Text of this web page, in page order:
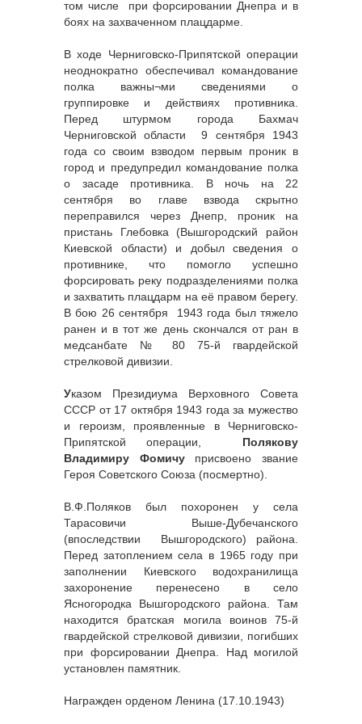
том числе при форсировании Днепра и в
боях на захваченном плацдарме.
В ходе Черниговско-Припятской операции
неоднократно обеспечивал командование
полка важны¬ми сведениями о
группировке и действиях противника.
Перед штурмом города Бахмач
Черниговской области 9 сентября 1943
года со своим взводом первым проник в
город и предупредил командование полка
о засаде противника. В ночь на 22
сентября во главе взвода скрытно
переправился через Днепр, проник на
пристань Глебовка (Вышгородский район
Киевской области) и добыл сведения о
противнике, что помогло успешно
форсировать реку подразделениями полка
и захватить плацдарм на её правом берегу.
В бою 26 сентября 1943 года был тяжело
ранен и в тот же день скончался от ран в
медсанбате № 80 75-й гвардейской
стрелковой дивизии.
Указом Президиума Верховного Совета
СССР от 17 октября 1943 года за мужество
и героизм, проявленные в Черниговско-
Припятской операции, Полякову
Владимиру Фомичуприсвоено звание
Героя Советского Союза (посмертно).
В.Ф.Поляков был похоронен у села
Тарасовичи Выше-Дубечанского
(впоследствии Вышгородского) района.
Перед затоплением села в 1965 году при
заполнении Киевского водохранилища
захоронение перенесено в село
Ясногородка Вышгородского района. Там
находится братская могила воинов 75-й
гвардейской стрелковой дивизии, погибших
при форсировании Днепра. Над могилой
установлен памятник.
Награжден орденом Ленина (17.10.1943)